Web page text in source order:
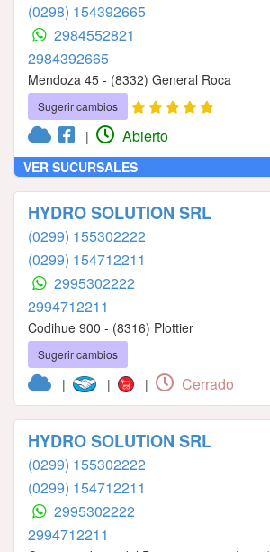
(0298) 154392665
2984552821
2984392665
Mendoza 45 - (8332) General Roca
Sugerir cambios
| Abierto
VER SUCURSALES
HYDRO SOLUTION SRL
(0299) 155302222
(0299) 154712211
2995302222
2994712211
Codihue 900 - (8316) Plottier
Sugerir cambios
| | | Cerrado
HYDRO SOLUTION SRL
(0299) 155302222
(0299) 154712211
2995302222
2994712211